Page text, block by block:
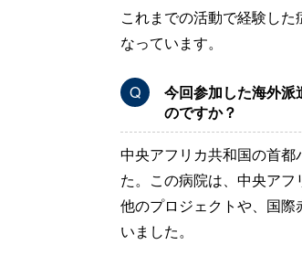
これまでの活動で経験し
なっています。
Q
今回参加した海外派
のですか？
中央アフリカ共和国の首
た。この病院は、中央ア
他のプロジェクトや、国
いました。